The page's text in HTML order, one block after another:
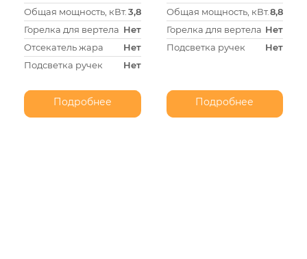
Общая мощность, кВт. 3,8
Горелка для вертела Нет
Отсекатель жара
Нет
Подсветка ручек
Нет
Подробнее
Общая мощность, кВт.8,8
Горелка для вертела Нет
Подсветка ручек
Нет
Подробнее